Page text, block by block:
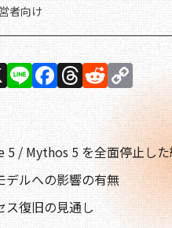
者向け
X Li
n
F
a
e
b
o
T
h
a
d
s
R
e
d
di
t
C
o
p
y
n
/ Mythos 5 を全面停止し
デルへの影響の有無
復旧の見通し